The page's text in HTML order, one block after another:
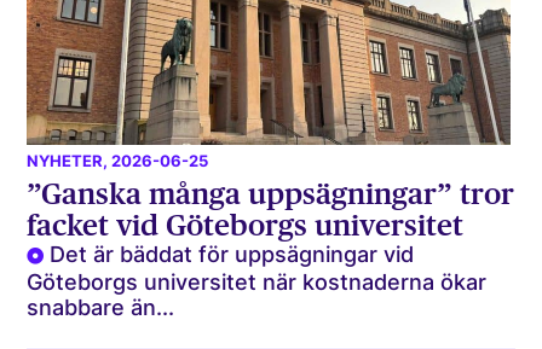
NYHETER, 2026-06-25
”Ganska många uppsägningar” tror
facket vid Göteborgs universitet
Det är bäddat för uppsägningar vid
Göteborgs universitet när kostnaderna ökar
snabbare än...